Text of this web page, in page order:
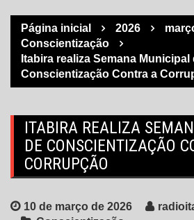
Página inicial 2026
Conscientização
Itabira realiza Semana Municipal
Conscientização Contra a
ITABIRA REALIZA
DE CONSCIENTIZAÇÃO
CORRUPÇÃO
10 de março de 2026